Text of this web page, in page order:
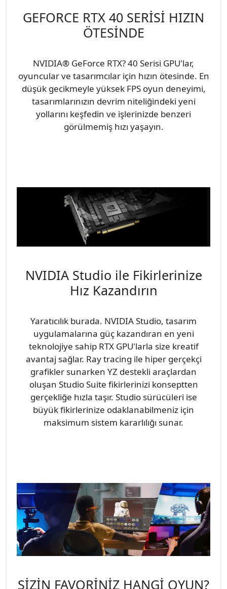
GEFORCE RTX 40 SERİSİ HIZIN
ÖTESİNDE
NVIDIA® GeForce RTX? 40 Serisi GPU'lar,
oyuncular ve tasarımcılar için hızın ötesinde. En
düşük gecikmeyle yüksek FPS oyun deneyimi,
tasarımlarınızın devrim niteliğindeki yeni
yollarını keşfedin ve işlerinizde benzeri
görülmemiş hızı yaşayın.
NVIDIA Studio ile Fikirlerinize
Hız Kazandırın
Yaratıcılık burada. NVIDIA Studio, tasarım
uygulamalarına güç kazandıran en yeni
teknolojiye sahip RTX GPU'larla size kreatif
avantaj sağlar. Ray tracing ile hiper gerçekçi
grafikler sunarken YZ destekli araçlardan
oluşan Studio Suite fikirlerinizi konseptten
gerçekliğe hızla taşır. Studio sürücüleri ise
büyük fikirlerinize odaklanabilmeniz için
maksimum sistem kararlılığı sunar.
SİZİN FAVORİNİZ HANGİ OYUN?